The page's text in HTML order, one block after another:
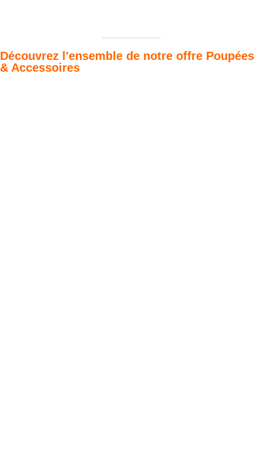
Découvrez l'ensemble de notre offre Poupées
& Accessoires